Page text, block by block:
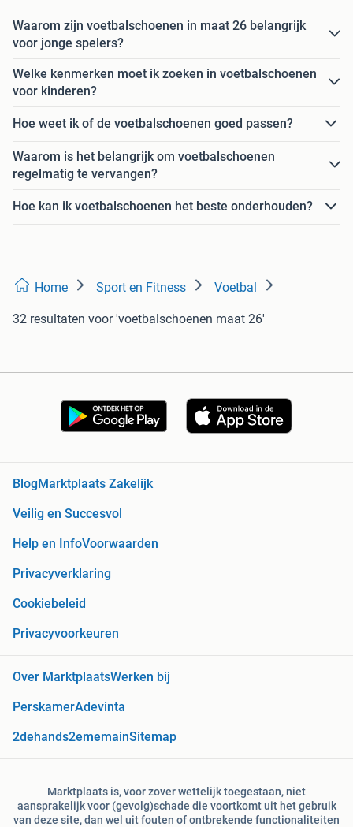
Waarom zijn voetbalschoenen in maat 26 belangrijk
voor jonge spelers?
Welke kenmerken moet ik zoeken in voetbalschoenen
voor kinderen?
Hoe weet ik of de voetbalschoenen goed passen?
Waarom is het belangrijk om voetbalschoenen
regelmatig te vervangen?
Hoe kan ik voetbalschoenen het beste onderhouden?
Home Sport en Fitness Voetbal
32 resultaten voor 'voetbalschoenen maat 26'
BlogMarktplaats Zakelijk
Veilig en Succesvol
Help en InfoVoorwaarden
Privacyverklaring
Cookiebeleid
Privacyvoorkeuren
Over MarktplaatsWerken bij
PerskamerAdevinta
2dehands2ememainSitemap
Marktplaats is, voor zover wettelijk toegestaan, niet
aansprakelijk voor (gevolg)schade die voortkomt uit het gebruik
van deze site, dan wel uit fouten of ontbrekende functionaliteiten